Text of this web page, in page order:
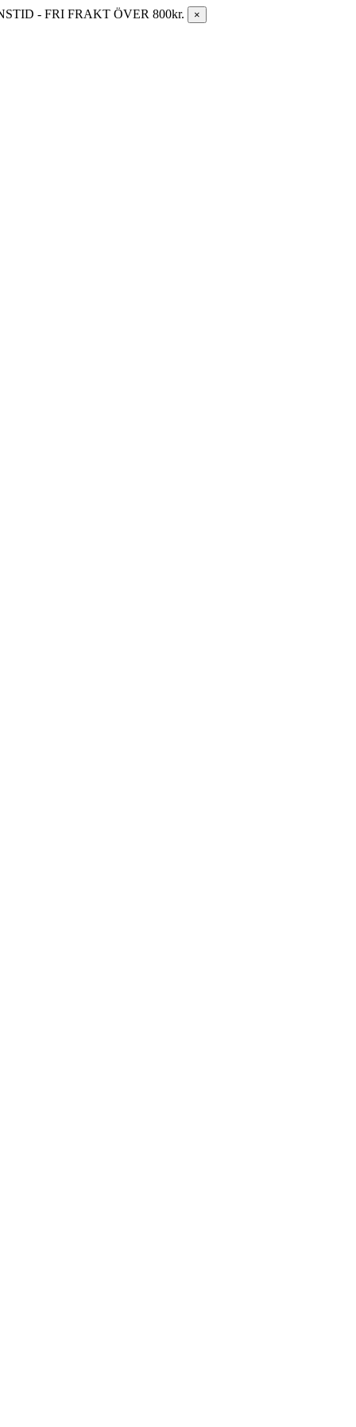
- FRI FRAKT ÖVER 800kr. ×